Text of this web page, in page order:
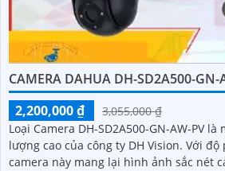
CAMERA DAHUA DH-SD2A500-GN-
2,200,000 ₫
3,055,000 ₫
Loại Camera DH-SD2A500-GN-AW-PV
lượng cao của công ty DH Vision. Với độ phân giải 5.0 MP,
camera này mang lại hình ảnh sắc nét